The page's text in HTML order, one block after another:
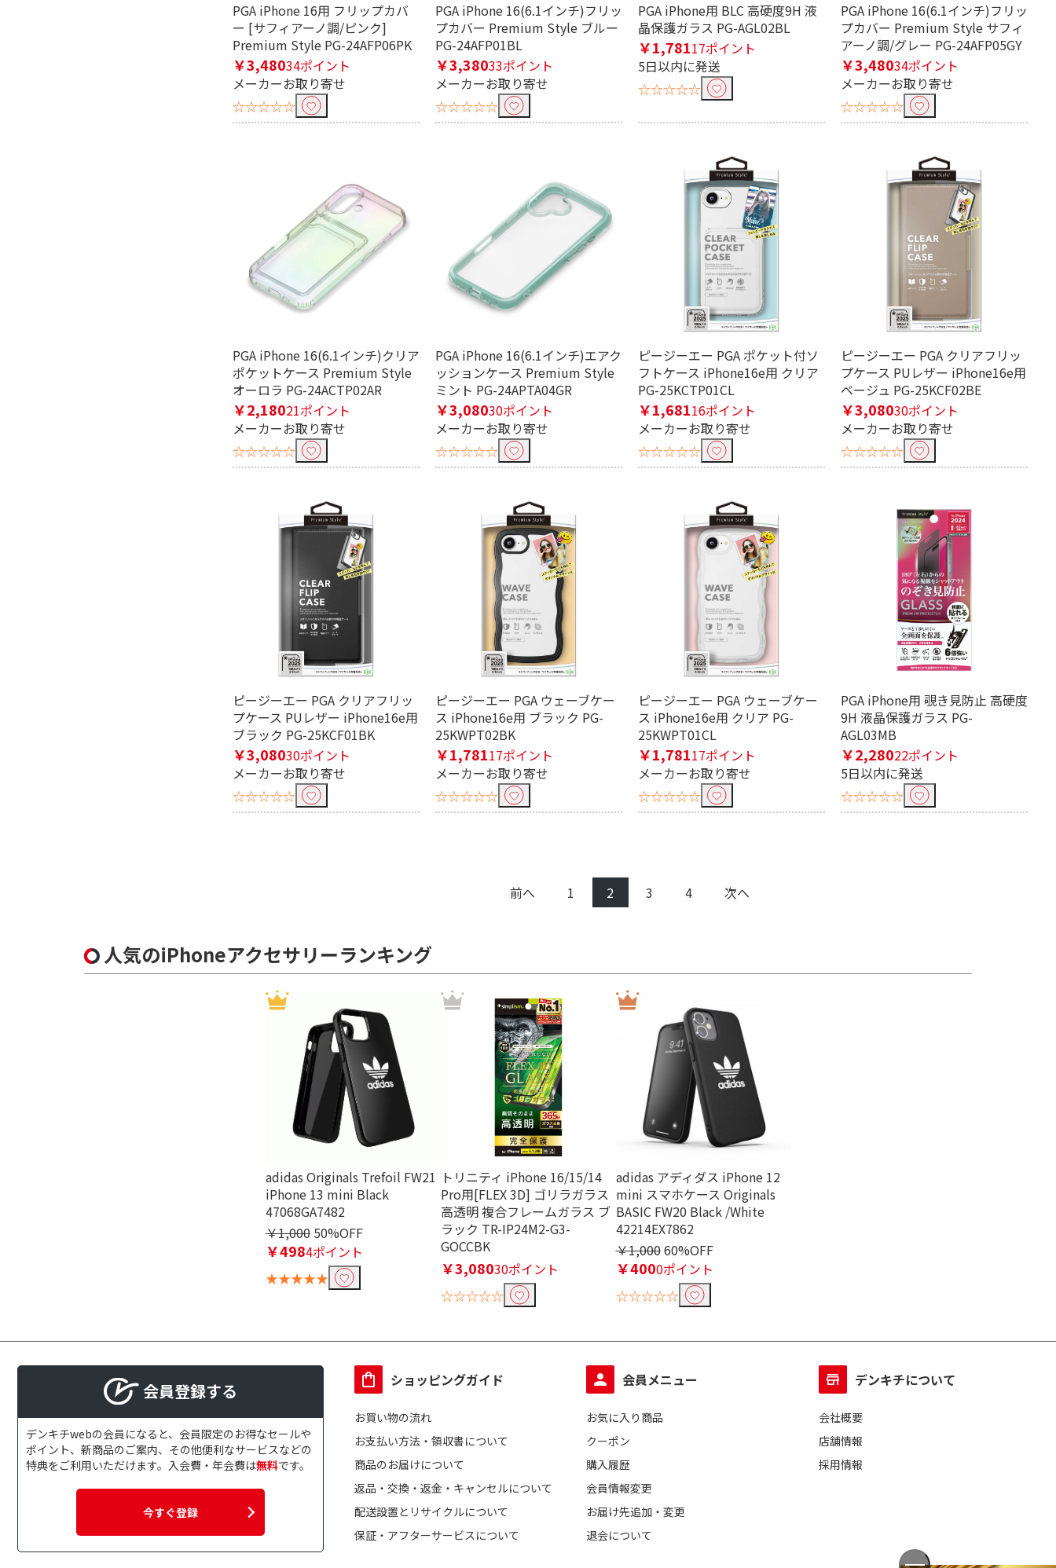
PGA iPhone 16用 フリップカバ
ー [サフィアーノ調/ピンク]
Premium Style PG-24AFP06PK
￥3,48034ポイント
メーカーお取り寄せ
☆☆☆☆☆
PGA iPhone 16(6.1インチ)フリッ
プカバー Premium Style ブルー
PG-24AFP01BL
￥3,38033ポイント
メーカーお取り寄せ
☆☆☆☆☆
PGA iPhone用 BLC 高硬度9H 液
晶保護ガラス PG-AGL02BL
￥1,78117ポイント
5日以内に発送
☆☆☆☆☆
PGA iPhone 16(6.1インチ)フリッ
プカバー Premium Style サフィ
アーノ調/グレー PG-24AFP05GY
￥3,48034ポイント
メーカーお取り寄せ
☆☆☆☆☆
PGA iPhone 16(6.1インチ)クリア
ポケットケース Premium Style
オーロラ PG-24ACTP02AR
￥2,18021ポイント
メーカーお取り寄せ
☆☆☆☆☆
PGA iPhone 16(6.1インチ)エアク
ッションケース Premium Style
ミント PG-24APTA04GR
￥3,08030ポイント
メーカーお取り寄せ
☆☆☆☆☆
ピージーエー PGA ポケット付ソ
フトケース iPhone16e用 クリア
PG-25KCTP01CL
￥1,68116ポイント
メーカーお取り寄せ
☆☆☆☆☆
ピージーエー PGA クリアフリッ
プケース PUレザー iPhone16e用
ベージュ PG-25KCF02BE
￥3,08030ポイント
メーカーお取り寄せ
☆☆☆☆☆
ピージーエー PGA クリアフリッ
プケース PUレザー iPhone16e用
ブラック PG-25KCF01BK
￥3,08030ポイント
メーカーお取り寄せ
☆☆☆☆☆
ピージーエー PGA ウェーブケー
ス iPhone16e用 ブラック PG-
25KWPT02BK
￥1,78117ポイント
メーカーお取り寄せ
☆☆☆☆☆
ピージーエー PGA ウェーブケー
ス iPhone16e用 クリア PG-
25KWPT01CL
￥1,78117ポイント
メーカーお取り寄せ
☆☆☆☆☆
PGA iPhone用 覗き見防止 高硬度
9H 液晶保護ガラス PG-
AGL03MB
￥2,28022ポイント
5日以内に発送
☆☆☆☆☆
前へ 1 2 3 4 次へ
人気のiPhoneアクセサリーランキング
adidas Originals Trefoil FW21
iPhone 13 mini Black
47068GA7482
￥1,000 50%OFF
￥4984ポイント
★★★★★
トリニティ iPhone 16/15/14
Pro用[FLEX 3D] ゴリラガラス
高透明 複合フレームガラス ブ
ラック TR-IP24M2-G3-
GOCCBK
￥3,08030ポイント
☆☆☆☆☆
adidas アディダス iPhone 12
mini スマホケース Originals
BASIC FW20 Black /White
42214EX7862
￥1,00060%OFF
￥4000ポイント
☆☆☆☆☆
会員登録する
デンキチwebの会員になると、会員限定のお得なセールや
ポイント、新商品のご案内、その他便利なサービスなどの
特典をご利用いただけます。入会費・年会費は無料です。
今すぐ登録
ショッピングガイド
お買い物の流れ
お支払い方法・領収書について
商品のお届けについて
返品・交換・返金・キャンセルについて
配送設置とリサイクルについて
保証・アフターサービスについて
会員メニュー
お気に入り商品
クーポン
購入履歴
会員情報変更
お届け先追加・変更
退会について
デンキチについて
会社概要
店舗情報
採用情報